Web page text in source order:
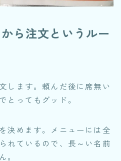
ら注文というルー
します。頼んだ後に席無い
とってもグッド。
決めます。メニューには全
れているので、長～い名前
。